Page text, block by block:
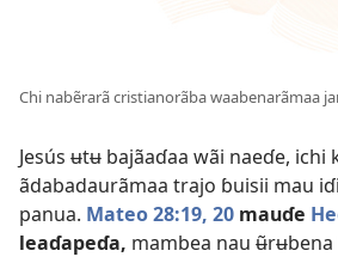
Chi nabẽrarã cristianorãba waabenarãmaa
Jesús ʉtʉ bajãaɗaa wãi naeɗe, ichi
ãdabadaurãmaa trajo ɓuisii mau
panua. Mateo 28:19, 20 mauɗe
leaɗapeɗa, mambea nau